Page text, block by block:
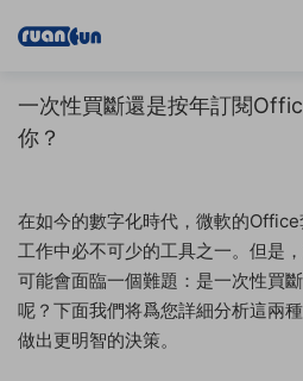
一次性買斷還是按年訂閱
你？
在如今的數字化時代，微軟的
工作中必不可少的工具之一。但是
可能會面臨一個難題：是一次性買
呢？下面我們将爲您詳細分析這兩
做出更明智的決策。